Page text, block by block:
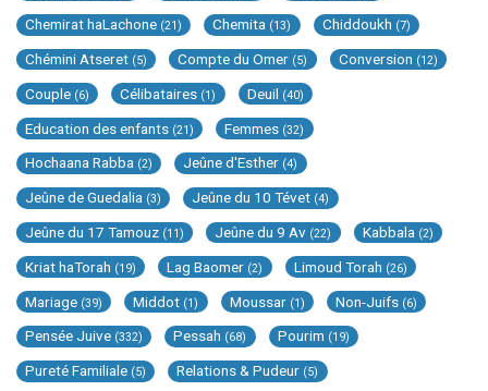
Chemirat haLachone (21) Chemita (13) Chiddoukh (7)
Chémini Atseret (5) Compte du Omer (5) Conversion (12)
Couple (6) Célibataires (1) Deuil (40)
Education des enfants (21) Femmes (32)
Hochaana Rabba (2) Jeûne d'Esther (4)
Jeûne de Guedalia (3) Jeûne du 10 Tévet (4)
Jeûne du 17 Tamouz (11) Jeûne du 9 Av (22) Kabbala (2)
Kriat haTorah (19) Lag Baomer (2) Limoud Torah (26)
Mariage (39) Middot (1) Moussar (1) Non-Juifs (6)
Pensée Juive (332) Pessah (68) Pourim (19)
Pureté Familiale (5) Relations & Pudeur (5)